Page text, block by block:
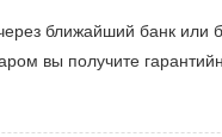
ближайший банк
вы получите